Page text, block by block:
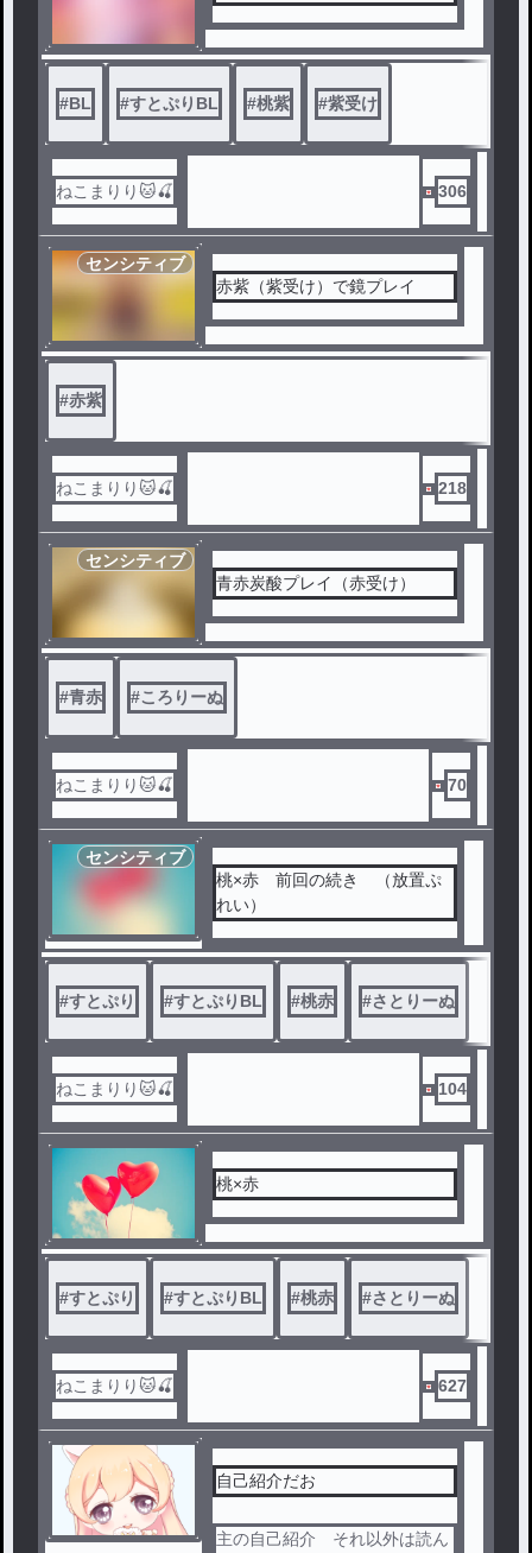
#BL #すとぷりBL #桃紫 #紫受け
ねこまりり🐱🍒 306
センシティブ
赤紫（紫受け）で鏡プレイ
#赤紫
ねこまりり🐱🍒 218
センシティブ
青赤炭酸プレイ（赤受け）
#青赤 #ころりーぬ
ねこまりり🐱🍒 70
センシティブ
桃×赤 前回の続き （放置ぷ
れい）
#すとぷり #すとぷりBL #桃赤 #さとりーぬ
ねこまりり🐱🍒 104
桃×赤
#すとぷり #すとぷりBL #桃赤 #さとりーぬ
ねこまりり🐱🍒 627
自己紹介だお
主の自己紹介 それ以外は読ん